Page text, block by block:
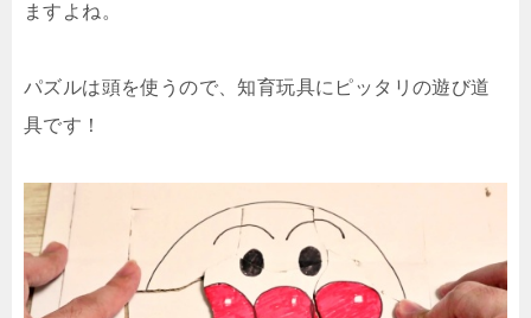
ますよね。
パズルは頭を使うので、知育玩具にピッタリの遊び道
具です！